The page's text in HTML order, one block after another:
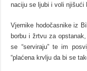
naciju se ljubi i voli njišući
Vjernike hodočasnike iz
borbu i žrtvu za
se “serviraju” te im
“plaćena krvlju da bi se